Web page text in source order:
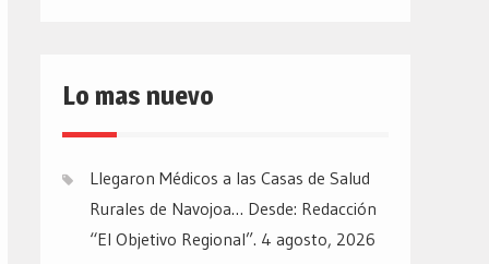
Lo mas nuevo
Llegaron Médicos a las Casas de Salud
Rurales de Navojoa… Desde: Redacción
“El Objetivo Regional”. 4 agosto, 2026